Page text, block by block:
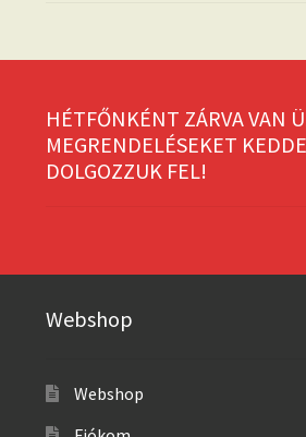
HÉTFŐNKÉNT ZÁRVA VAN
MEGRENDELÉSEKET
DOLGOZZUK FEL!
Webshop
Webshop